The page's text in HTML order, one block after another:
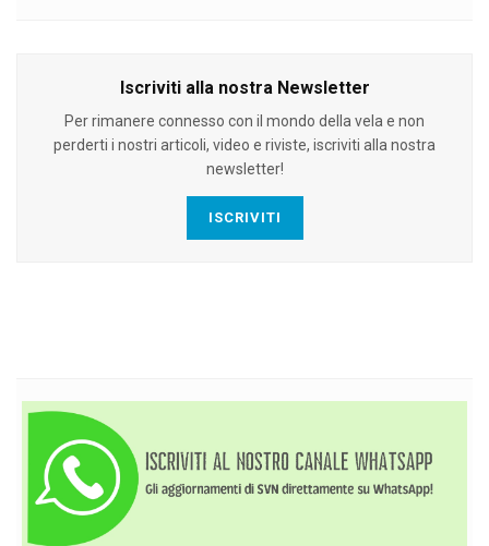
Iscriviti alla nostra Newsletter
Per rimanere connesso con il mondo della vela e non
perderti i nostri articoli, video e riviste, iscriviti alla nostra
newsletter!
ISCRIVITI